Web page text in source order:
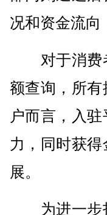
况和资金流向
对于消费者
额查询，所
户而言，入
力，同时获
展。
为进一步打